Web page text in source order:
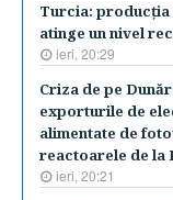
Turcia: producţia
atinge un nivel
ieri, 20:29
Criza de pe
exporturile de
alimentate de
reactoarele de la
ieri, 20:21